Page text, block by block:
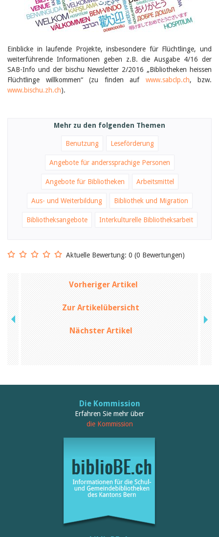
Einblicke in laufende Projekte, insbesondere für Flüchtlinge, und
weiterführende Informationen geben z.B. die Ausgabe 4/16 der
SAB-Info und der bischu Newsletter 2/2016 „Bibliotheken heissen
Flüchtlinge willkommen“ (zu finden auf www.sabclp.ch, bzw.
www.bischu.zh.ch).
Mehr zu den folgenden Themen
Benutzung Leseförderung
Angebote für anderssprachige Personen
Angebote für Bibliotheken Arbeitsmittel
Aus- und Weiterbildung Bibliothek und Migration
Bibliotheksangebote Interkulturelle Bibliotheksarbeit
Aktuelle Bewertung: 0 (0 Bewertungen)
Vorheriger Artikel
Zur Artikelübersicht
Nächster Artikel
Die Kommission
Erfahren Sie mehr über
die Kommission